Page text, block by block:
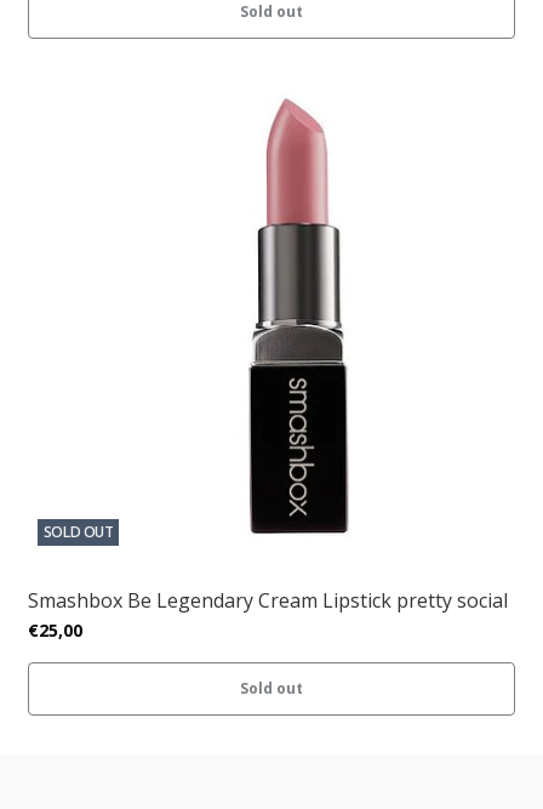
Sold out
SOLD OUT
Smashbox Be Legendary Cream Lipstick pretty social
€25,00
Sold out